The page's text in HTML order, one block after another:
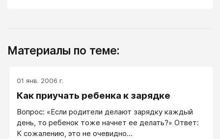
Материалы по теме:
01 янв. 2006 г.
Как приучать ребенка к зарядке
Вопрос: «Если родители делают зарядку каждый
день, то ребенок тоже начнет ее делать?» Ответ:
К сожалению, это не очевидно...